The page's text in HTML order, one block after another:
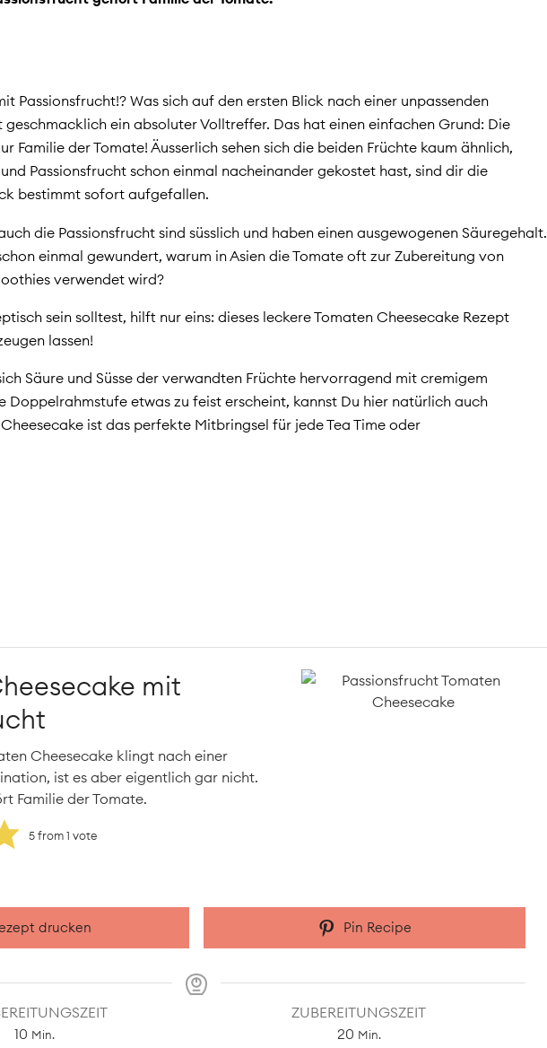
Passionsfrucht!? Was sich auf den ersten Blick nach einer unpassenden
ein absoluter Volltreffer. Das hat einen einfachen Grund: Die
Familie der Tomate! Äusserlich sehen sich die beiden Früchte kaum ähnlich,
Passionsfrucht schon einmal nacheinander gekostet hast, sind dir die
bestimmt sofort aufgefallen.
die Passionsfrucht sind süsslich und haben einen ausgewogenen Säuregehalt.
einmal gewundert, warum in Asien die Tomate oft zur Zubereitung von
verwendet wird?
sein solltest, hilft nur eins: dieses leckere Tomaten Cheesecake Rezept
lassen!
Säure und Süsse der verwandten Früchte hervorragend mit cremigem
Doppelrahmstufe etwas zu feist erscheint, kannst Du hier natürlich auch
ist das perfekte Mitbringsel für jede Tea Time oder
mit
Cheesecake klingt nach einer
ist es aber eigentlich gar nicht.
Familie der Tomate.
5from 1 vote
drucken Pin Recipe
10 Minuten
Min.
ZUBEREITUNGSZEIT
20Minuten
Min.